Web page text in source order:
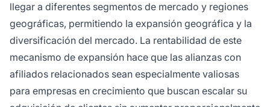
llegar a diferentes segmentos de mercado y regiones
geográficas, permitiendo la expansión geográfica y la
diversificación del mercado. La rentabilidad de este
mecanismo de expansión hace que las alianzas con
afiliados relacionados sean especialmente valiosas
para empresas en crecimiento que buscan escalar su